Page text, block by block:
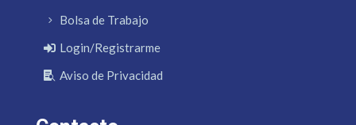
Bolsa de Trabajo
Login/Registrarme
Aviso de Privacidad